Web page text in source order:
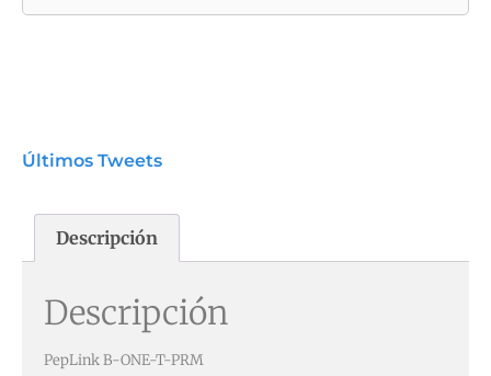
Descripción
Descripción
PepLink B-ONE-T-PRM
Últimos Tweets